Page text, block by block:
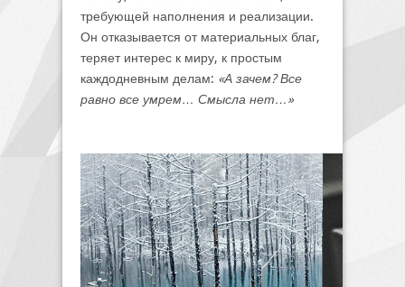
требующей наполнения и реализации.
Он отказывается от материальных благ,
теряет интерес к миру, к простым
каждодневным делам: «А зачем? Все
равно все умрем… Смысла нет…»